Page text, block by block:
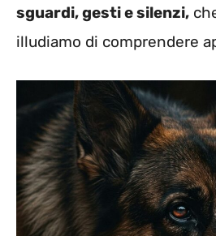
sguardi, gesti e silenzi,
illudiamo di comprendere